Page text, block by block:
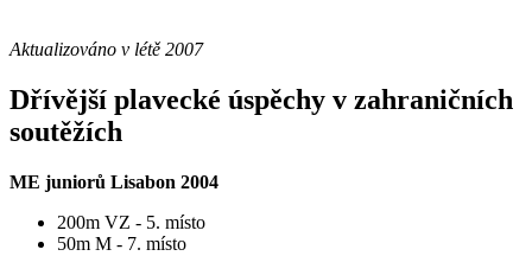
Aktualizováno v létě 2007
Dřívější plavecké úspěchy v zahraničních
soutěžích
ME juniorů Lisabon 2004
200m VZ - 5. místo
50m M - 7. místo